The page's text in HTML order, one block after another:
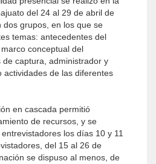
del 24 al 29 de abril de
dos grupos, en los que se
temas: antecedentes del
conceptual del
captura, administrador y
actividades de las diferentes
en cascada permitió
de recursos, y se
los días 10 y 11
del 15 al 26 de
se dispuso al menos, de